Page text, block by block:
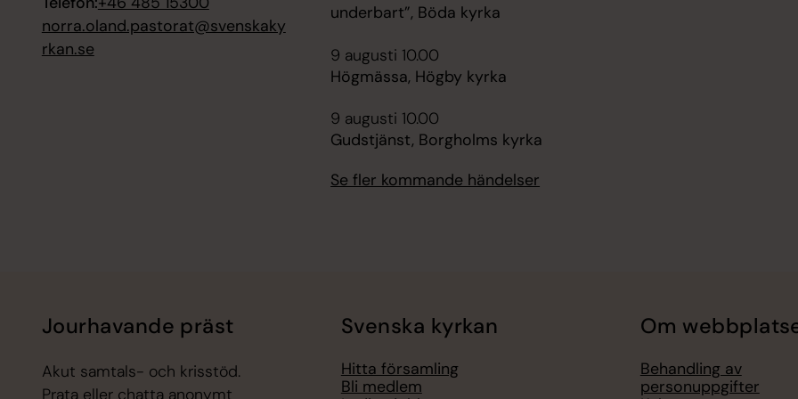
norra.oland.pastorat@svenskaky
rkan.se
underbart”, Böda kyrka
9 augusti 10.00
Högmässa, Högby kyrka
9 augusti 10.00
Gudstjänst, Borgholms kyrka
Se fler kommande händelser
Jourhavande präst
Akut samtals- och krisstöd.
Svenska kyrkan
Hitta församling
Bli medlem
Om
Behandling av
personuppgifter